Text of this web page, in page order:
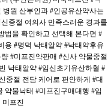
병원 산부인과 #인공유산약사는
중절 여의사 만족스러운 경과를
법을 확인하고 선택해 본다면 #
용 #명덕 낙태알약 #낙태약후유
량 #미프진약판매 #신사 약물중절
낙태알약 #임신초기유산하혈 #
중절 전담 케어로 편안하게 #대
약물낙태 #미프진구매대행 #임
미프진